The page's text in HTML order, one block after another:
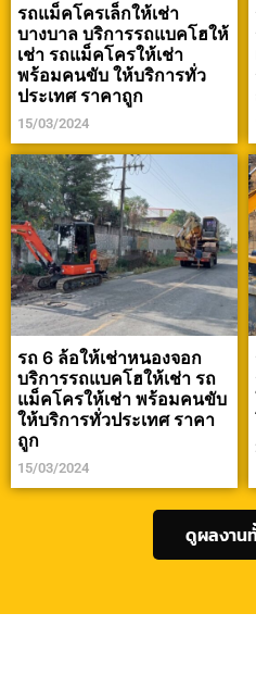
รถแม็คโครเล็กให้เช่า
บางบาล บริการรถแบคโฮให้
เช่า รถแม็คโครให้เช่า
พร้อมคนขับ ให้บริการทั่ว
ประเทศ ราคาถูก
15/03/2024
รถ 6 ล้อให้เช่าหนองจอก
บริการรถแบคโฮให้เช่า รถ
แม็คโครให้เช่า พร้อมคนขับ
ให้บริการทั่วประเทศ ราคา
ถูก
15/03/2024
ดูผลงาน